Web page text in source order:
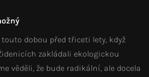
touto dobou před třiceti lety, když
zakládali ekologickou
věděli, že bude radikální, ale docela